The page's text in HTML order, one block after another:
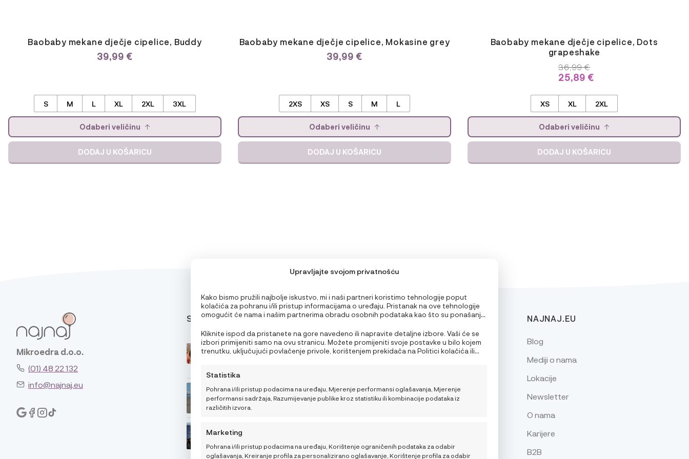
Upravljajte svojom privatnošću
Kako bismo pružili najbolje iskustvo, mi i naši partneri koristimo tehnologije poput
kolačića za pohranu i/ili pristup informacijama o uređaju. Pristanak na ove tehnologije
omogućit će nama i našim partnerima obradu osobnih podataka kao što su ponašanje
oglase. Nepristanak ili povlačenje privole može negativno utjecati na određene
značajke i funkcije.
Kliknite ispod da pristanete na gore navedeno ili napravite detaljne izbore. Vaši će se
izbori primijeniti samo na ovu stranicu. Možete promijeniti svoje postavke u bilo kojem
trenutku, uključujući povlačenje privole, korištenjem prekidača na Politici kolačića ili
Statistika
Pohrana i/ili pristup podacima na uređaju, Mjerenje performansi oglašavanja, Mjerenje
performansi sadržaja, Razumijevanje publike kroz statistiku ili kombinacije podataka iz
različitih izvora.
Marketing
Pohrana i/ili pristup podacima na uređaju, Korištenje ograničenih podataka za odabir
oglašavanja, Kreiranje profila za personalizirano oglašavanje, Korištenje profila za odabir
Baobaby mekane dječje cipelice, Buddy
39,99 €
S M L XL 2XL 3XL
Odaberi veličinu
DODAJ U KOŠARICU
Baobaby mekane dječje cipelice, Mokasine grey
39,99 €
2XS XS S M L
Odaberi veličinu
DODAJ U KOŠARICU
Baobaby mekane dječje cipelice, Dots
grapeshake
36,99€
25,89 €
XS XL 2XL
Odaberi veličinu
DODAJ U KOŠARICU
Mikroedra d.o.o.
(01) 48 22 132
info@najnaj.eu
SAVJETI
Što ponijeti bebi za
obrok na plaži ili izletu?
Nutricionistica donosi 3
Kako pomoći bebi da
lakše podnese vrućine
Kako sigurno putovati
PODRŠKA
Moj račun
Načini plaćanja i sigurnost
Povrati, zamjene i reklamacije
NAJNAJ.EU
Blog
Mediji o nama
Lokacije
Newsletter
O nama
Karijere
B2B